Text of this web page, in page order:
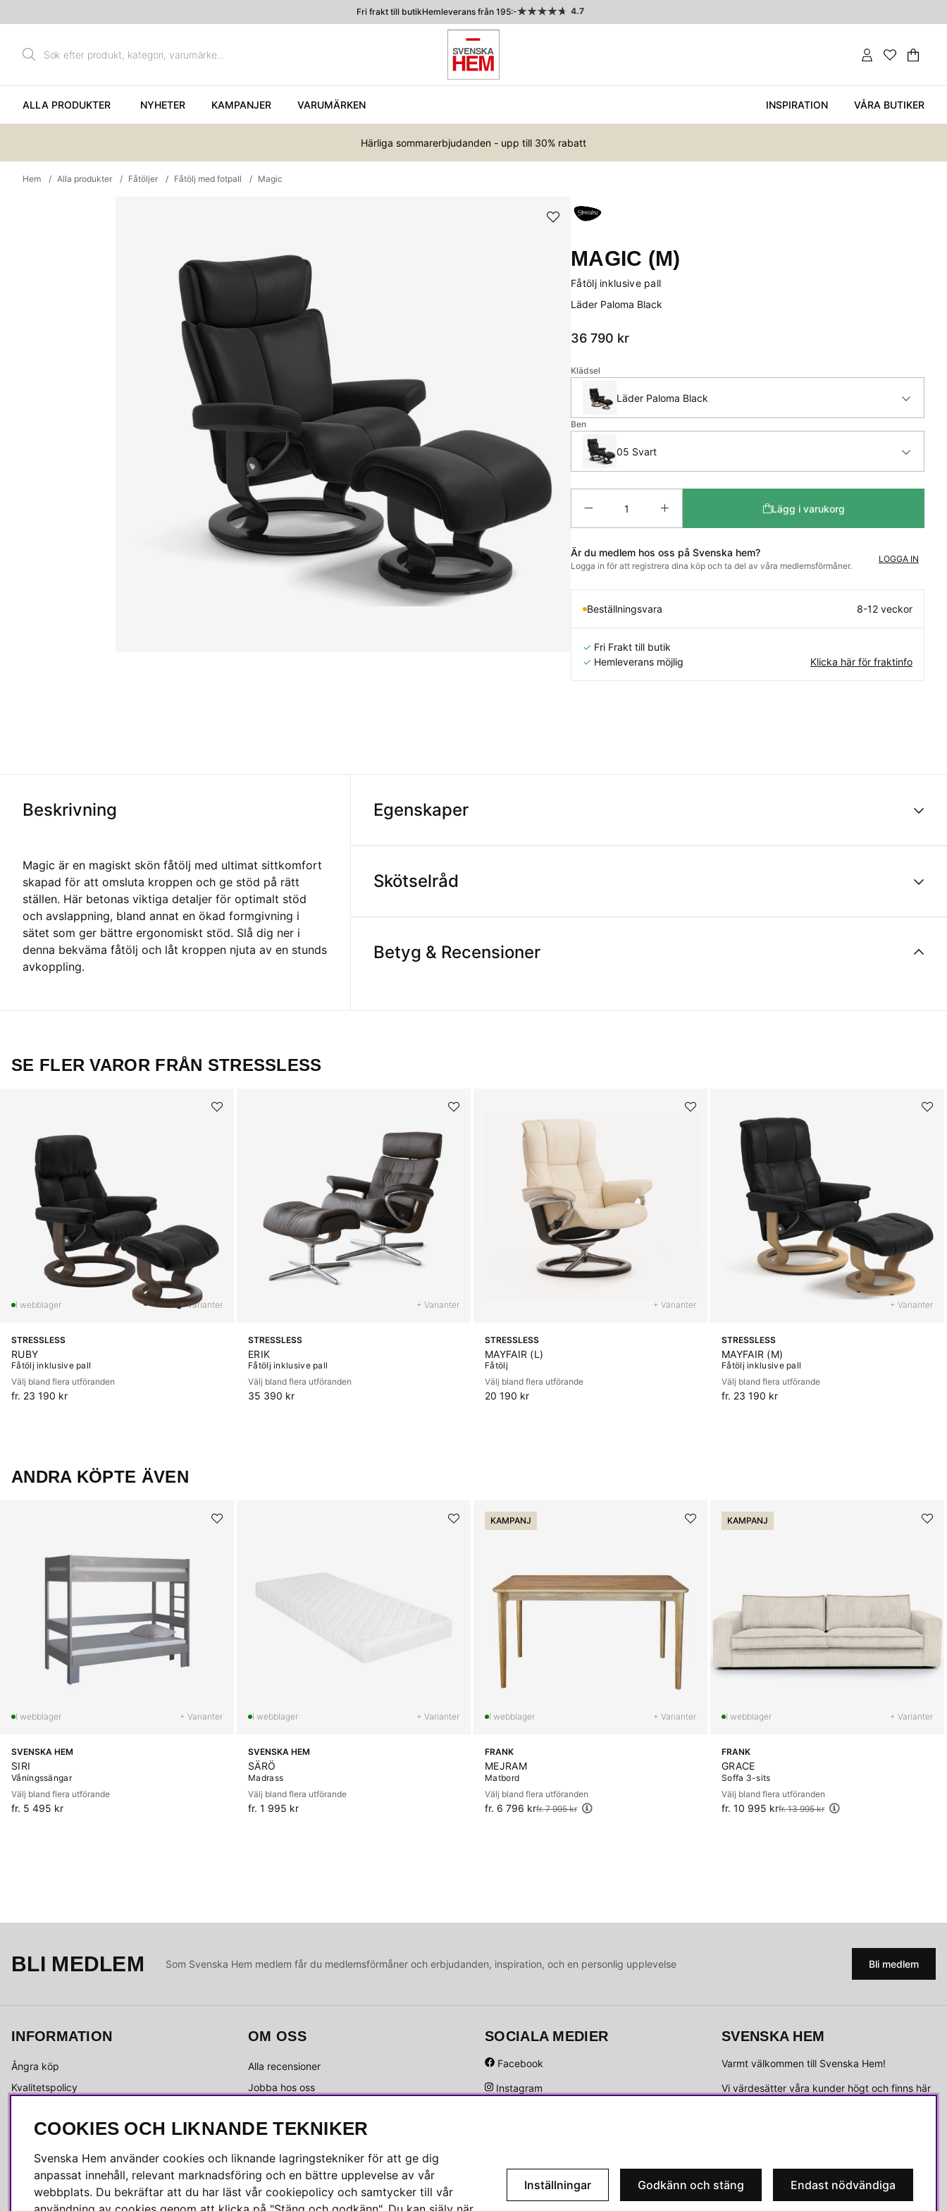
Fri frakt till butikHemleverans från 195:- 4.7
.
ALLA PRODUKTER NYHETER KAMPANJER VARUMÄRKEN INSPIRATION VÅRA BUTIKER
Härliga sommarerbjudanden - upp till 30% rabatt
Hem Alla produkter Fåtöljer Fåtölj med fotpall Magic
MAGIC (M)
Fåtölj inklusive pall
Läder Paloma Black
36 790 kr
Klädsel
Läder Paloma Black
Ben
05 Svart
Lägg i varukorg
Är du medlem hos oss på Svenska hem?
Logga in för att registrera dina köp och ta del av våra medlemsförmåner.
LOGGA IN
Beställningsvara 8-12 veckor
✓ Fri Frakt till butik
✓ Hemleverans möjlig Klicka här för fraktinfo
Beskrivning
Magic är en magiskt skön fåtölj med ultimat sittkomfort
skapad för att omsluta kroppen och ge stöd på rätt
ställen. Här betonas viktiga detaljer för optimalt stöd
och avslappning, bland annat en ökad formgivning i
sätet som ger bättre ergonomiskt stöd. Slå dig ner i
denna bekväma fåtölj och låt kroppen njuta av en stunds
avkoppling.
Egenskaper
Skötselråd
Betyg & Recensioner
SE FLER VAROR FRÅN STRESSLESS
+ Varianter
STRESSLESS
RUBY
Fåtölj inklusive pall
Välj bland flera utföranden
fr. 23 190 kr
+ Varianter
STRESSLESS
ERIK
Fåtölj inklusive pall
Välj bland flera utföranden
35 390 kr
+ Varianter
STRESSLESS
MAYFAIR (L)
Fåtölj
Välj bland flera utförande
20 190 kr
+ Varianter
STRESSLESS
MAYFAIR (M)
Fåtölj inklusive pall
Välj bland flera utförande
fr. 23 190 kr
ANDRA KÖPTE ÄVEN
+ Varianter
SVENSKA HEM
SIRI
Våningssängar
Välj bland flera utförande
fr. 5 495 kr
+ Varianter
SVENSKA HEM
SÄRÖ
Madrass
Välj bland flera utförande
fr. 1 995 kr
KAMPANJ
+ Varianter
FRANK
MEJRAM
Matbord
Välj bland flera utföranden
fr. 6 796 kr
Ordinarie pris:fr. 7 995 kr
KAMPANJ
+ Varianter
FRANK
GRACE
Soffa 3-sits
Välj bland flera utföranden
fr. 10 995 kr
Ordinarie pris:fr. 13 995 kr
BLI MEDLEM Som Svenska Hem medlem får du medlemsförmåner och erbjudanden, inspiration, och en personlig upplevelse Bli medlem
INFORMATION
Ångra köp
Kvalitetspolicy
Köpvillkor
Reklamation & retur
Skötselråd
OM OSS
Alla recensioner
Jobba hos oss
Kundservice
Press & media
SOCIALA MEDIER
Facebook
Instagram
SVENSKA HEM
Varmt välkommen till Svenska Hem!
Vi värdesätter våra kunder högt och finns här
Våra butiker
COOKIES OCH LIKNANDE TEKNIKER
Svenska Hem använder cookies och liknande lagringstekniker för att ge dig
anpassat innehåll, relevant marknadsföring och en bättre upplevelse av vår
webbplats. Du bekräftar att du har läst vår cookiepolicy och samtycker till vår
Inställningar Godkänn och stäng Endast nödvändiga